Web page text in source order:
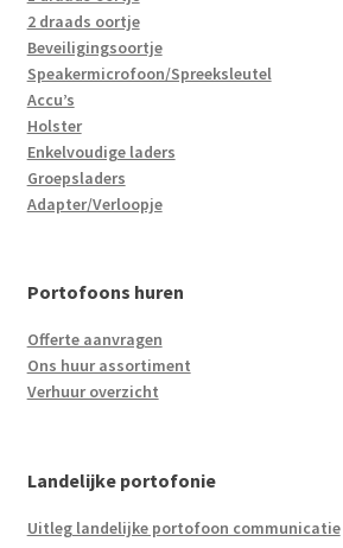
2 draads oortje
Beveiligingsoortje
Speakermicrofoon/Spreeksleutel
Accu’s
Holster
Enkelvoudige laders
Groepsladers
Adapter/Verloopje
Portofoons huren
Offerte aanvragen
Ons huur assortiment
Verhuur overzicht
Landelijke portofonie
Uitleg landelijke portofoon communicatie